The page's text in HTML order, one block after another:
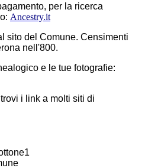
per la ricerca
Ancestry.it
sito del Comune. Censimenti
nell'800.
e le tue fotografie:
i link a molti siti di